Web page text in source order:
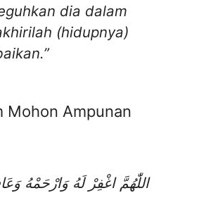
dia dalam
(hidupnya)
Mohon Ampunan
اللّٰهُمَّ اغْفِرْ لَهُ وَارْحَمْهُ